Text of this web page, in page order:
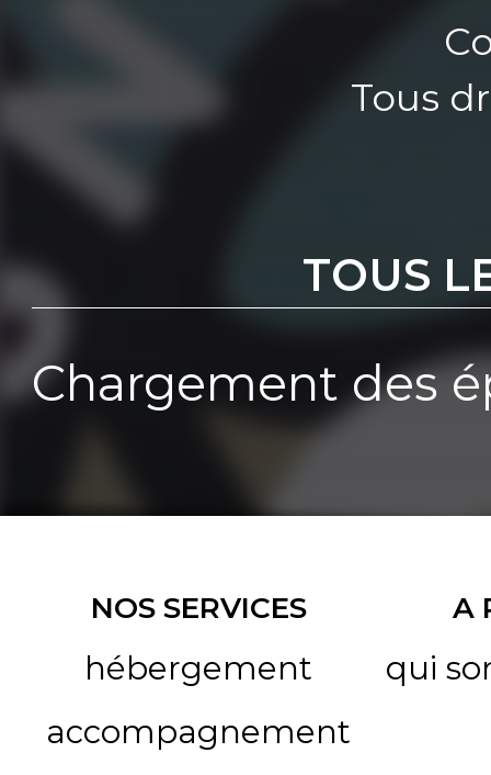
Tous
TOUS
Chargement des
NOS SERVICES
hébergement
accompagnement
A
qui